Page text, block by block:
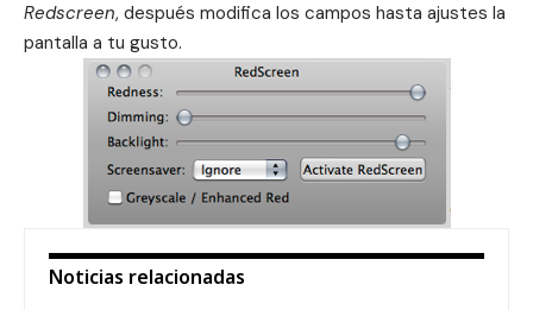
Redscreen, después modifica los campos hasta ajustes la
pantalla a tu gusto.
Noticias relacionadas